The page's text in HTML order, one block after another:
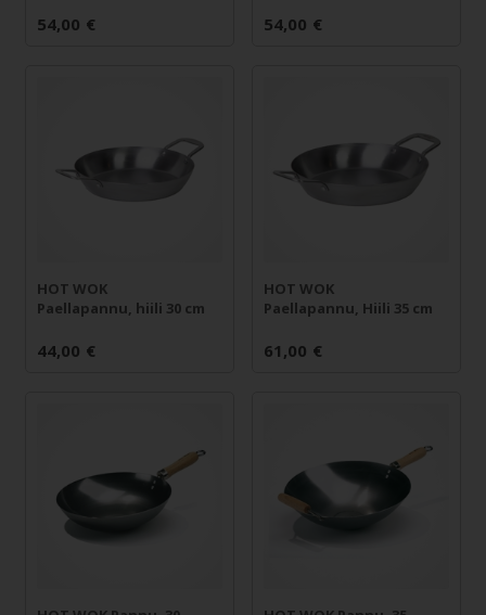
54,00 € 54,00 €
HOT WOK
Paellapannu, hiili 30 cm
44,00 €
HOT WOK
Paellapannu, Hiili 35 cm
61,00 €